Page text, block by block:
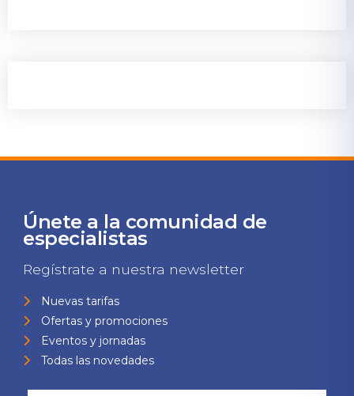
Únete a la comunidad de
especialistas
Regístrate a nuestra newsletter
Nuevas tarifas
Ofertas y promociones
Eventos y jornadas
Todas las novedades